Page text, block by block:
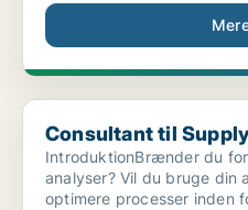
Consultant til Supply Chain
Consultant til
IntroduktionBrænder du
analyser? Vil du bruge din
optimere processer inden